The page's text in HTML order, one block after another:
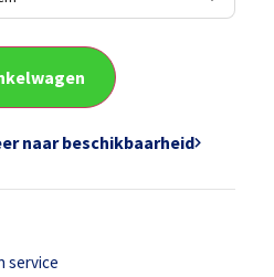
naar beschikbaarheid
service